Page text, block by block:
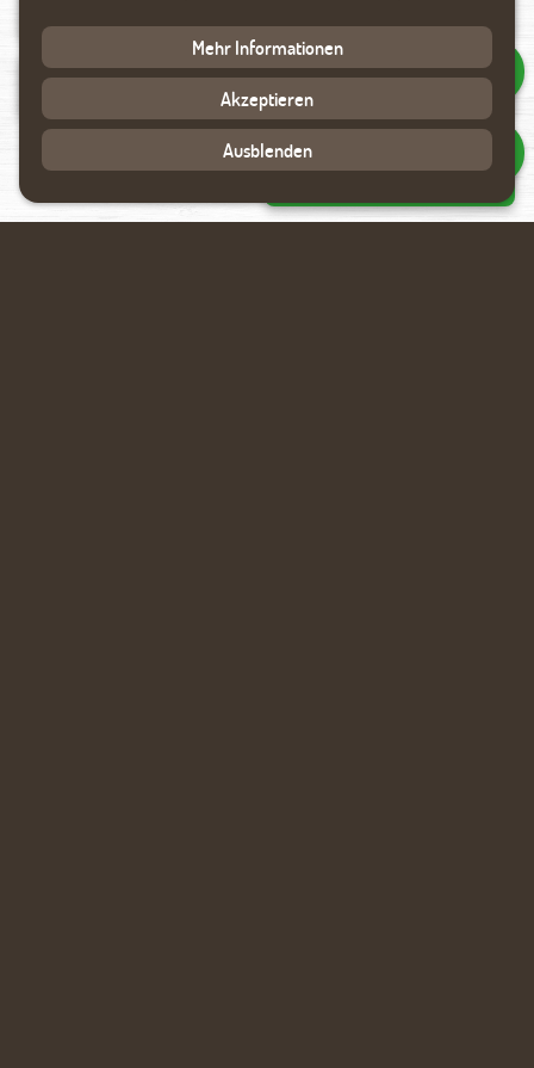
Mehr Informationen
Akzeptieren
Ausblenden
Datenverarbeitung akzeptieren
Rückmeldung anfragen